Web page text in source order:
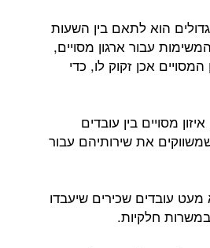
הוא לתאם בין השעות
עבור ארגון מסויים,
אכן זקוק לו, כדי
מסויים בין עובדים
את שירותיהם עבור
עובדים שכירים שיעבדו
חלקיות.